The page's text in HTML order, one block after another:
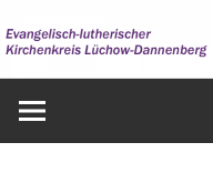
Inhalt
springen
im